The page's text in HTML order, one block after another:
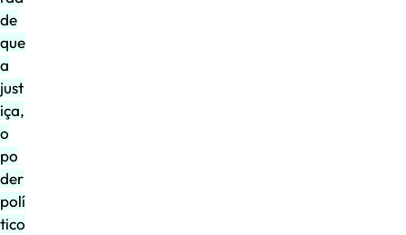
de
que
a
just
iça,
o
po
der
polí
tico